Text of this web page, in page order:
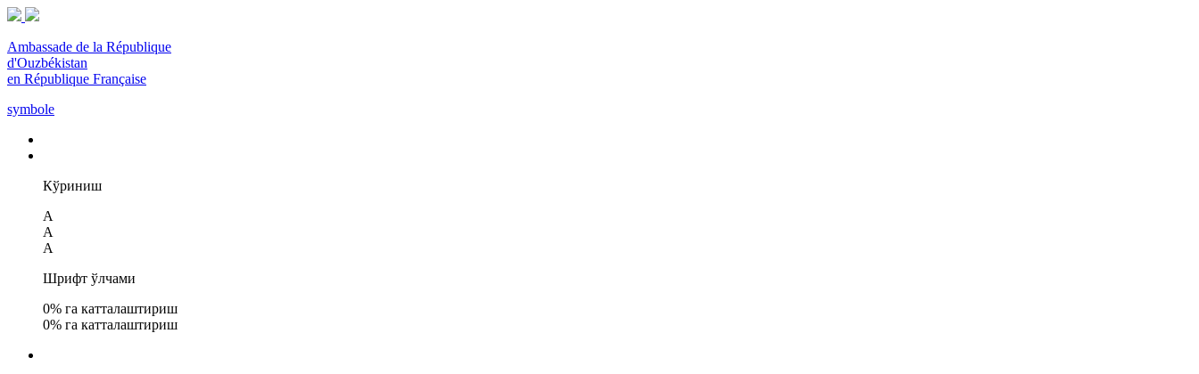
Ambassade de la République
d'Ouzbékistan
en République Française
symbole
Кўриниш
A
A
A
Шрифт ўлчами
0% га катталаштириш
0% га катталаштириш